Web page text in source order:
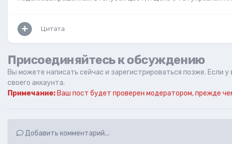
Цитата
Присоединяйтесь к обсуждению
Вы можете написать сейчас и зарегистрироваться позже. Если у
своего аккаунта.
Примечание: Ваш пост будет проверен модератором, прежде
Добавить комментарий...